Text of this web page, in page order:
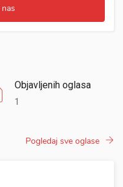
Objavljenih oglasa
1
Pogledaj sve oglase